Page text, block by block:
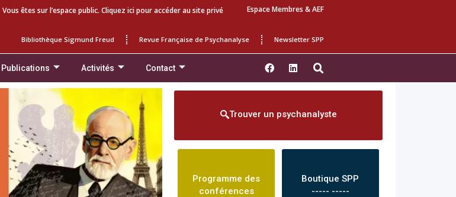
Vous êtes sur l’espace public. Cliquez ici pour accéder au site privé Espace Membres & AEF
Bibliothèque Sigmund Freud Revue Française de Psychanalyse Newsletter SPP
Publications Activités Contact
Trouver un psychanalyste
Programme des
conférences
Boutique SPP
----- -----